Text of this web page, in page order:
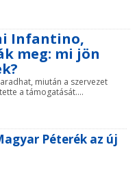
Infantino,
meg: mi jön
miután a szervezet
a támogatását....
Péterék az új